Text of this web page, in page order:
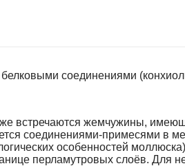
соединениями
встречаются жемчужины,
соединениями-примесями в
особенностей
перламутровых слоёв. Для